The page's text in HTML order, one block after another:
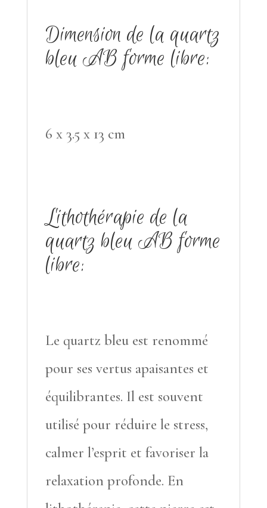
Dimension de la quartz
bleu AB forme libre:
6 x 3.5 x 13 cm
Lithothérapie de la
quartz bleu AB forme
libre:
Le quartz bleu est renommé
pour ses vertus apaisantes et
équilibrantes. Il est souvent
utilisé pour réduire le stress,
calmer l’esprit et favoriser la
relaxation profonde. En